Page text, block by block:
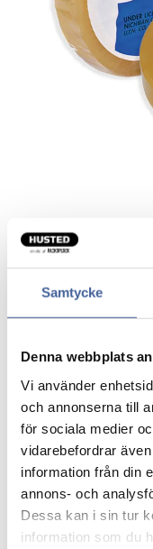
Samtycke
Denna webbplats
Vi använder
och annonserna till
för sociala medier
vidarebefordrar
information från din
annons- och
Dessa kan i sin tur
information som du
Cellofantape
Fin til
Er nem at rive af.
Pris pr. stk.
Fragtfrit
inden kl